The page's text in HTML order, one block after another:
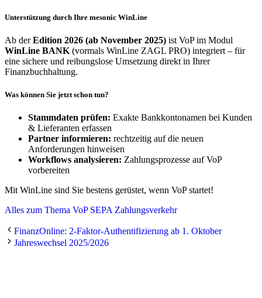
Unterstützung durch Ihre mesonic WinLine
Ab derEdition 2026 (ab November 2025) ist VoP im Modul
WinLine BANK (vormals WinLine ZAGL PRO) integriert – für
eine sichere und reibungslose Umsetzung direkt in Ihrer
Finanzbuchhaltung.
Was können Sie jetzt schon tun?
Stammdaten prüfen: Exakte Bankkontonamen bei Kunden
& Lieferanten erfassen
Partner informieren: rechtzeitig auf die neuen
Anforderungen hinweisen
Workflows analysieren: Zahlungsprozesse auf VoP
vorbereiten
Mit WinLine sind Sie bestens gerüstet, wenn VoP startet!
Alles zum Thema VoP SEPA Zahlungsverkehr
FinanzOnline: 2-Faktor-Authentifizierung ab 1. Oktober
Jahreswechsel 2025/2026